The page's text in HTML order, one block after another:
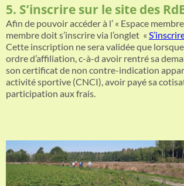
5. S’inscrire sur le site des
Afin de pouvoir accéder à l’ « Espace
membre doit s’inscrire via l’onglet «
Cette inscription ne sera validée que
ordre d’affiliation, c-à-d avoir rentré sa
son certificat de non contre-indication
activité sportive (CNCI), avoir payé sa
participation aux frais.